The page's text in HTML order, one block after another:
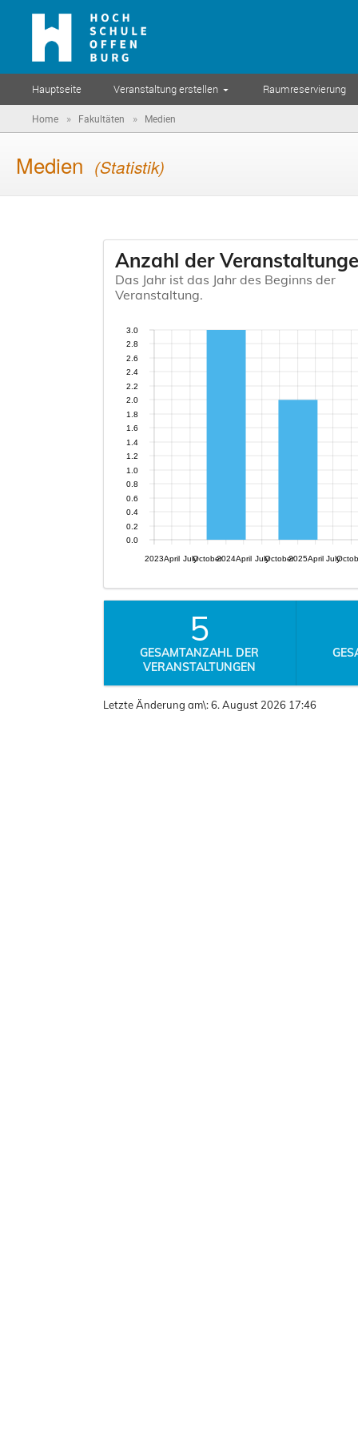
Hauptseite Veranstaltung erstellen Raumreservierung
Home » Fakultäten » Medien
Medien (Statistik)
Anzahl der
Das Jahr ist das Jahr des Beginns der
Veranstaltung.
2023April JulyOctober2024April JulyOctober2025April July
0.0
0.2
0.4
0.6
0.8
1.0
1.2
1.4
1.6
1.8
2.0
2.2
2.4
2.6
2.8
3.0
5
GESAMTANZAHL DER
VERANSTALTUNGEN
Letzte Änderung am\:6. August 2026 17:46